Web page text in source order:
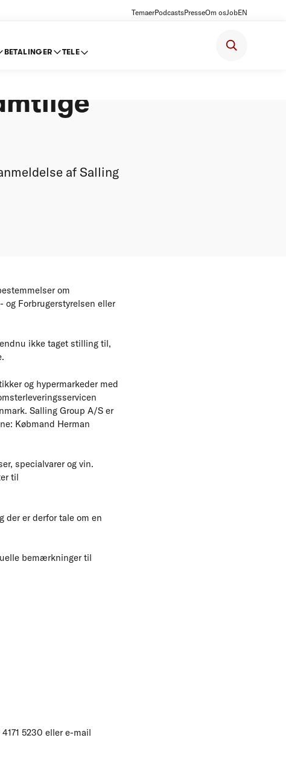
TemaerPodcastsPresseOm osJobEN
BETALINGER TELE
af Salling
om
Forbrugerstyrelsen eller
ikke taget stilling til,
og hypermarkeder med
Salling Group A/S er
Købmand Herman
specialvarer og vin.
til
der er derfor tale om en
bemærkninger til
5230 eller e-mail